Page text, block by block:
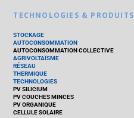
TECHNOLOGIES & PRODUITS
STOCKAGE
AUTOCONSOMMATION
AUTOCONSOMMATION COLLECTIVE
AGRIVOLTAÏSME
RÉSEAU
THERMIQUE
TECHNOLOGIES
PV SILICIUM
PV COUCHES MINCES
PV ORGANIQUE
CELLULE SOLAIRE